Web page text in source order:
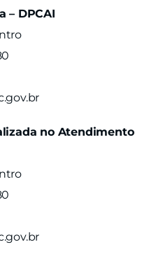
– DPCAI
no Atendimento